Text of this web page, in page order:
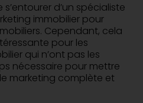
d’un spécialiste
immobilier pour
Cependant, cela
pour les
qui n’ont pas les
nécessaire pour mettre
marketing complète et